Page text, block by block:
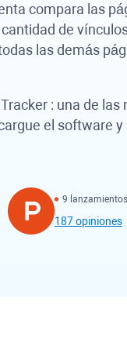
compara las
de
las demás
: una de las
el software y
9 lanzamientos
187 opiniones